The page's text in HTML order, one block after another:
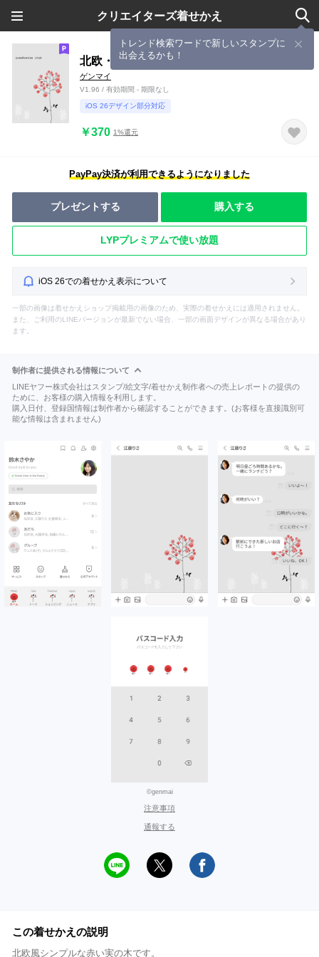
クリエイターズ着せかえ
トレンド検索ワードで新しいスタンプに
出会えるかも！
北欧・シンプルな赤い実の木
ゲンマイ
V1.96 / 有効期間 - 期限なし
iOS 26デザイン部分対応
￥370 1%還元
PayPay決済が利用できるようになりました
プレゼントする 購入する
LYPプレミアムで使い放題
iOS 26での着せかえ表示について
一部の画像は着せかえショップ掲載用の画像のため、実際の着せかえには適用されません。
また、ご利用のLINEバージョンが最新でない場合、一部の画面デザインが異なる場合があり
ます。
制作者に提供される情報について
LINEヤフー株式会社はスタンプ/絵文字/着せかえ制作者への売上レポートの提供の
ために、お客様の購入情報を利用します。
購入日付、登録国情報は制作者から確認することができます。(お客様を直接識別可
能な情報は含まれません)
©genmai
注意事項
通報する
この着せかえの説明
北欧風シンプルな赤い実の木です。